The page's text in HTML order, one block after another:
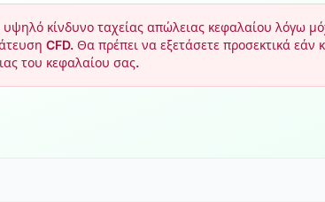
υψηλό κίνδυνο ταχείας απώλειας κεφαλαίου λόγω
CFD. Θα πρέπει να εξετάσετε προσεκτικά εάν
του κεφαλαίου σας.